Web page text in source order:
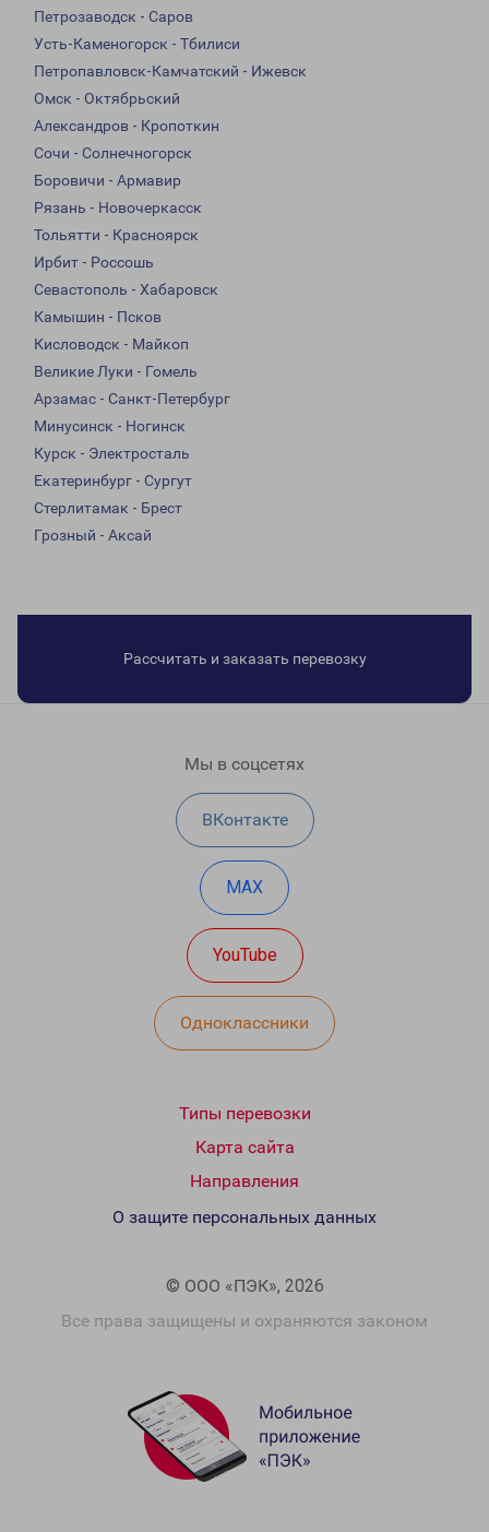
Петрозаводск - Саров
Усть-Каменогорск - Тбилиси
Петропавловск-Камчатский - Ижевск
Омск - Октябрьский
Александров - Кропоткин
Сочи - Солнечногорск
Боровичи - Армавир
Рязань - Новочеркасск
Тольятти - Красноярск
Ирбит - Россошь
Севастополь - Хабаровск
Камышин - Псков
Кисловодск - Майкоп
Великие Луки - Гомель
Арзамас - Санкт-Петербург
Минусинск - Ногинск
Курск - Электросталь
Екатеринбург - Сургут
Стерлитамак - Брест
Грозный - Аксай
Рассчитать и заказать перевозку
Мы в соцсетях
ВКонтакте
MAX
YouTube
Одноклассники
Типы перевозки
Карта сайта
Направления
© ООО «ПЭК», 2026
Все права защищены и охраняются законом
О защите персональных данных